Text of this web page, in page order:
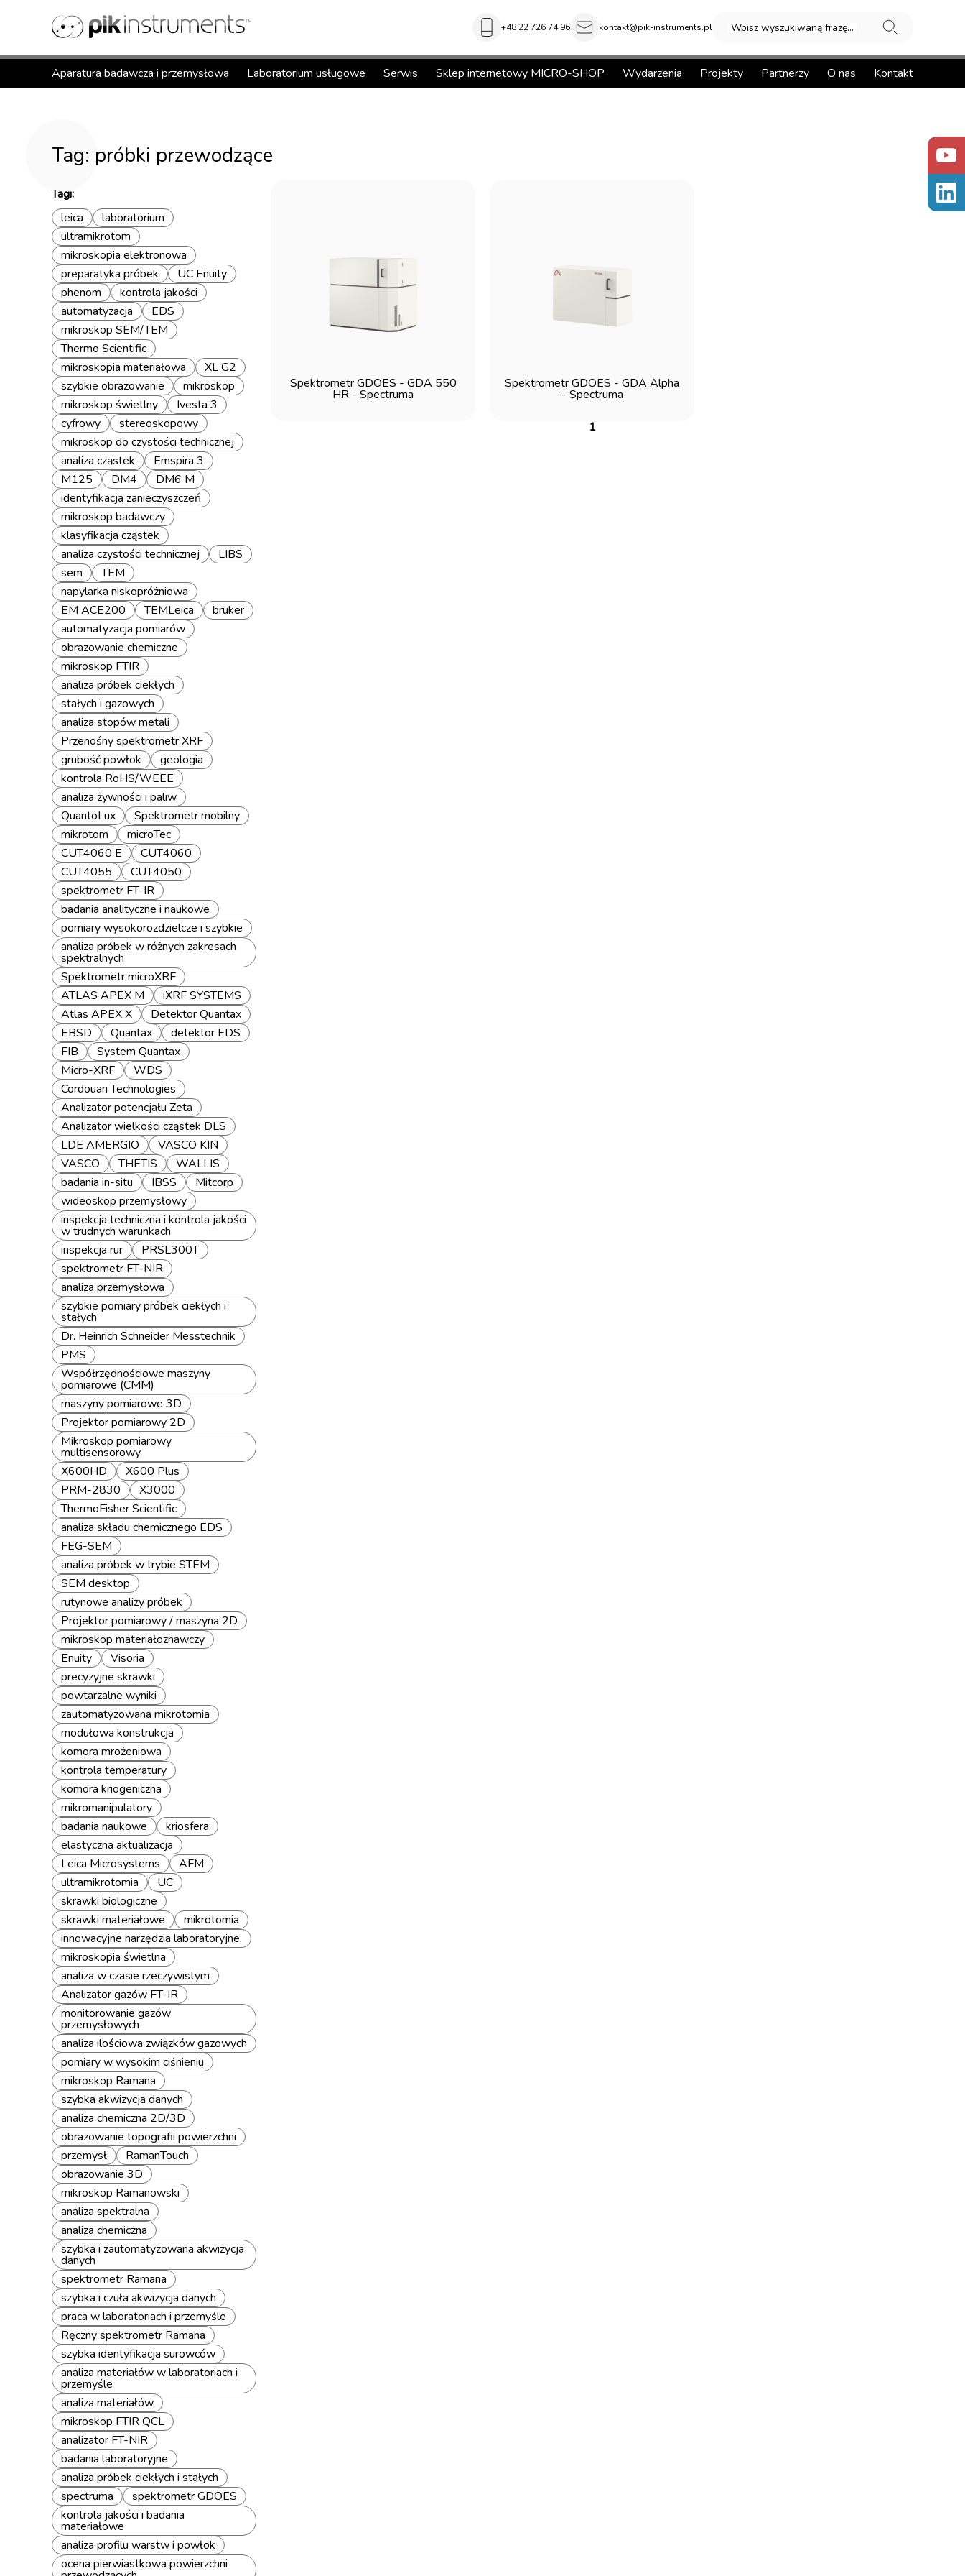
+48 22 726 74 96 kontakt@pik-instruments.pl Wpisz wyszukiwaną frazę...
Aparatura badawcza i przemysłowa Laboratorium usługowe Serwis Sklep internetowy MICRO-SHOP Wydarzenia Projekty Partnerzy O nas Kontakt
Tag: próbki przewodzące
Tagi:
leica
laboratorium
ultramikrotom
mikroskopia elektronowa
preparatyka próbek
UC Enuity
phenom
kontrola jakości
automatyzacja
EDS
mikroskop SEM/TEM
Thermo Scientific
mikroskopia materiałowa
XL G2
szybkie obrazowanie
mikroskop
mikroskop świetlny
Ivesta 3
cyfrowy
stereoskopowy
mikroskop do czystości technicznej
analiza cząstek
Emspira 3
M125
DM4
DM6 M
identyfikacja zanieczyszczeń
mikroskop badawczy
klasyfikacja cząstek
analiza czystości technicznej
LIBS
sem
TEM
napylarka niskopróżniowa
EM ACE200
TEMLeica
bruker
automatyzacja pomiarów
obrazowanie chemiczne
mikroskop FTIR
analiza próbek ciekłych
stałych i gazowych
analiza stopów metali
Przenośny spektrometr XRF
grubość powłok
geologia
kontrola RoHS/WEEE
analiza żywności i paliw
QuantoLux
Spektrometr mobilny
mikrotom
microTec
CUT4060 E
CUT4060
CUT4055
CUT4050
spektrometr FT-IR
badania analityczne i naukowe
pomiary wysokorozdzielcze i szybkie
analiza próbek w różnych zakresach
spektralnych
Spektrometr microXRF
ATLAS APEX M
iXRF SYSTEMS
Atlas APEX X
Detektor Quantax
EBSD
Quantax
detektor EDS
FIB
System Quantax
Micro-XRF
WDS
Cordouan Technologies
Analizator potencjału Zeta
Analizator wielkości cząstek DLS
LDE AMERGIO
VASCO KIN
VASCO
THETIS
WALLIS
badania in-situ
IBSS
Mitcorp
wideoskop przemysłowy
inspekcja techniczna i kontrola jakości
w trudnych warunkach
inspekcja rur
PRSL300T
spektrometr FT-NIR
analiza przemysłowa
szybkie pomiary próbek ciekłych i
stałych
Dr. Heinrich Schneider Messtechnik
PMS
Współrzędnościowe maszyny
pomiarowe (CMM)
maszyny pomiarowe 3D
Projektor pomiarowy 2D
Mikroskop pomiarowy
multisensorowy
X600HD
X600 Plus
PRM-2830
X3000
ThermoFisher Scientific
analiza składu chemicznego EDS
FEG-SEM
analiza próbek w trybie STEM
SEM desktop
rutynowe analizy próbek
Projektor pomiarowy / maszyna 2D
mikroskop materiałoznawczy
Enuity
Visoria
precyzyjne skrawki
powtarzalne wyniki
zautomatyzowana mikrotomia
modułowa konstrukcja
komora mrożeniowa
kontrola temperatury
komora kriogeniczna
mikromanipulatory
badania naukowe
kriosfera
elastyczna aktualizacja
Leica Microsystems
AFM
ultramikrotomia
UC
skrawki biologiczne
skrawki materiałowe
mikrotomia
innowacyjne narzędzia laboratoryjne.
mikroskopia świetlna
analiza w czasie rzeczywistym
Analizator gazów FT-IR
monitorowanie gazów
przemysłowych
analiza ilościowa związków gazowych
pomiary w wysokim ciśnieniu
mikroskop Ramana
szybka akwizycja danych
analiza chemiczna 2D/3D
obrazowanie topografii powierzchni
przemysł
RamanTouch
obrazowanie 3D
mikroskop Ramanowski
analiza spektralna
analiza chemiczna
szybka i zautomatyzowana akwizycja
danych
spektrometr Ramana
szybka i czuła akwizycja danych
praca w laboratoriach i przemyśle
Ręczny spektrometr Ramana
szybka identyfikacja surowców
analiza materiałów w laboratoriach i
przemyśle
analiza materiałów
mikroskop FTIR QCL
analizator FT-NIR
badania laboratoryjne
analiza próbek ciekłych i stałych
spectruma
spektrometr GDOES
kontrola jakości i badania
materiałowe
analiza profilu warstw i powłok
ocena pierwiastkowa powierzchni
Spektrometr GDOES - GDA 550
HR - Spectruma
Spektrometr GDOES - GDA Alpha
- Spectruma
1